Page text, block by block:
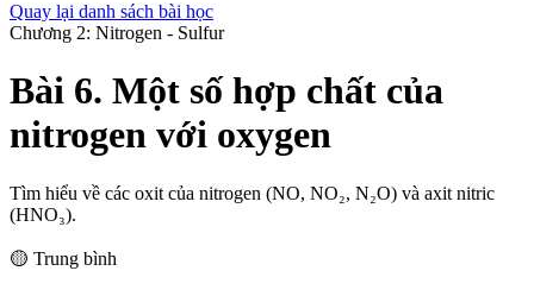
Quay lại danh sách bài học
Chương 2: Nitrogen - Sulfur
Bài 6. Một số hợp chất của
nitrogen với oxygen
Tìm hiểu về các oxit của nitrogen (NO, NO₂, N₂O) và axit nitric
(HNO₃).
🟡 Trung bình